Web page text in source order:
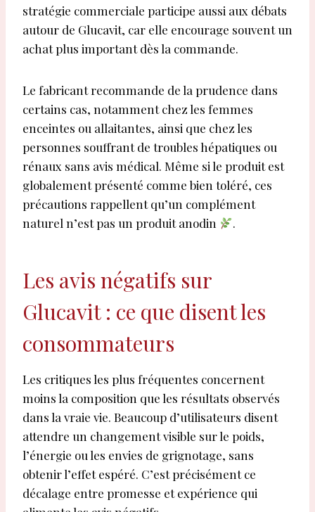
stratégie commerciale participe aussi aux débats
autour de Glucavit, car elle encourage souvent un
achat plus important dès la commande.
Le fabricant recommande de la prudence dans
certains cas, notamment chez les femmes
enceintes ou allaitantes, ainsi que chez les
personnes souffrant de troubles hépatiques ou
rénaux sans avis médical. Même si le produit est
globalement présenté comme bien toléré, ces
précautions rappellent qu’un complément
naturel n’est pas un produit anodin
.
Les avis négatifs sur
Glucavit : ce que disent les
consommateurs
Les critiques les plus fréquentes concernent
moins la composition que les résultats observés
dans la vraie vie. Beaucoup d’utilisateurs disent
attendre un changement visible sur le poids,
l’énergie ou les envies de grignotage, sans
obtenir l’effet espéré. C’est précisément ce
décalage entre promesse et expérience qui